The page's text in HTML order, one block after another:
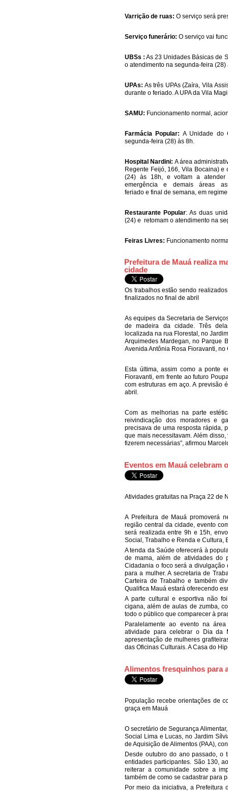
Varrição de ruas: O serviço será
Serviço funerário: O serviço vai
UBSs : As 23 Unidades Básicas de
o atendimento na segunda-feira (28)
UPAs: As três UPAs (Zaíra, Vila
durante o feriado. A UPA da Vila
SAMU: Funcionamento normal,
Farmácia Popular: A Unidade do
segunda-feira (28) às 8h.
Hospital Nardini: A área
Regente Feijó, 166, Vila Bocaina)
(24) às 18h, e voltam a atender
emergência e demais áreas
feriado e final de semana, em
Restaurante Popular: As duas
(24) e retomam o atendimento na
Feiras Livres: Funcionamento
Prefeitura de Mauá realiza
cidade
Os trabalhos estão sendo
finalizados no final de abril
As equipes da Secretaria de
de madeira da cidade. Três
localizada na rua Florestal, no
Arquimedes Mardegan, no Parque
Avenida Antônia Rosa Fioravanti,
Esta última, assim como a ponte
Fioravanti, em frente ao futuro
com estruturas em aço. A previsão
abril.
Com as melhorias na parte
reivindicação dos moradores e
precisava de uma resposta rápida,
que mais necessitavam. Além
fizerem necessárias”, afirmou
Eventos em Mauá celebram
Atividades gratuitas na Praça 22 de
A Prefeitura de Mauá promoverá
região central da cidade, evento
será realizada entre 9h e 15h,
Social, Trabalho e Renda e Cultura,
A tenda da Saúde oferecerá à
de mama, além de atividades do
Cidadania o foco será a
para a mulher. A secretaria de
Carteira de Trabalho e também
Qualifica Mauá estará oferecendo
A parte cultural e esportiva não
cigana, além de aulas de zumba,
todo o público que comparecer à
Paralelamente ao evento na
atividade para celebrar o Dia da
apresentação de mulheres
das Oficinas Culturais. A Casa do
Alimentos fresquinhos para
População recebe orientações de
graça em Mauá
O secretário de Segurança
Social Lima e Lucas, no Jardim
de Aquisição de Alimentos (PAA),
Desde outubro do ano passado, o
entidades participantes. São 130,
reiterar a comunidade sobre a
também de como se cadastrar para
Por meio da iniciativa, a Prefeitura